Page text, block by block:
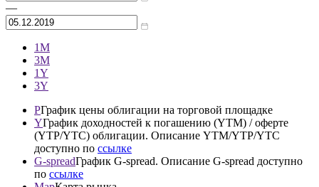
—
1М
3М
1Y
3Y
PГрафик цены облигации на торговой площадке
YГрафик доходностей к погашению (YTM) / оферте
(YTP/YTC) облигации. Описание YTM/YTP/YTC
доступно по ссылке
G-spreadГрафик G-spread. Описание G-spread доступно
по ссылке